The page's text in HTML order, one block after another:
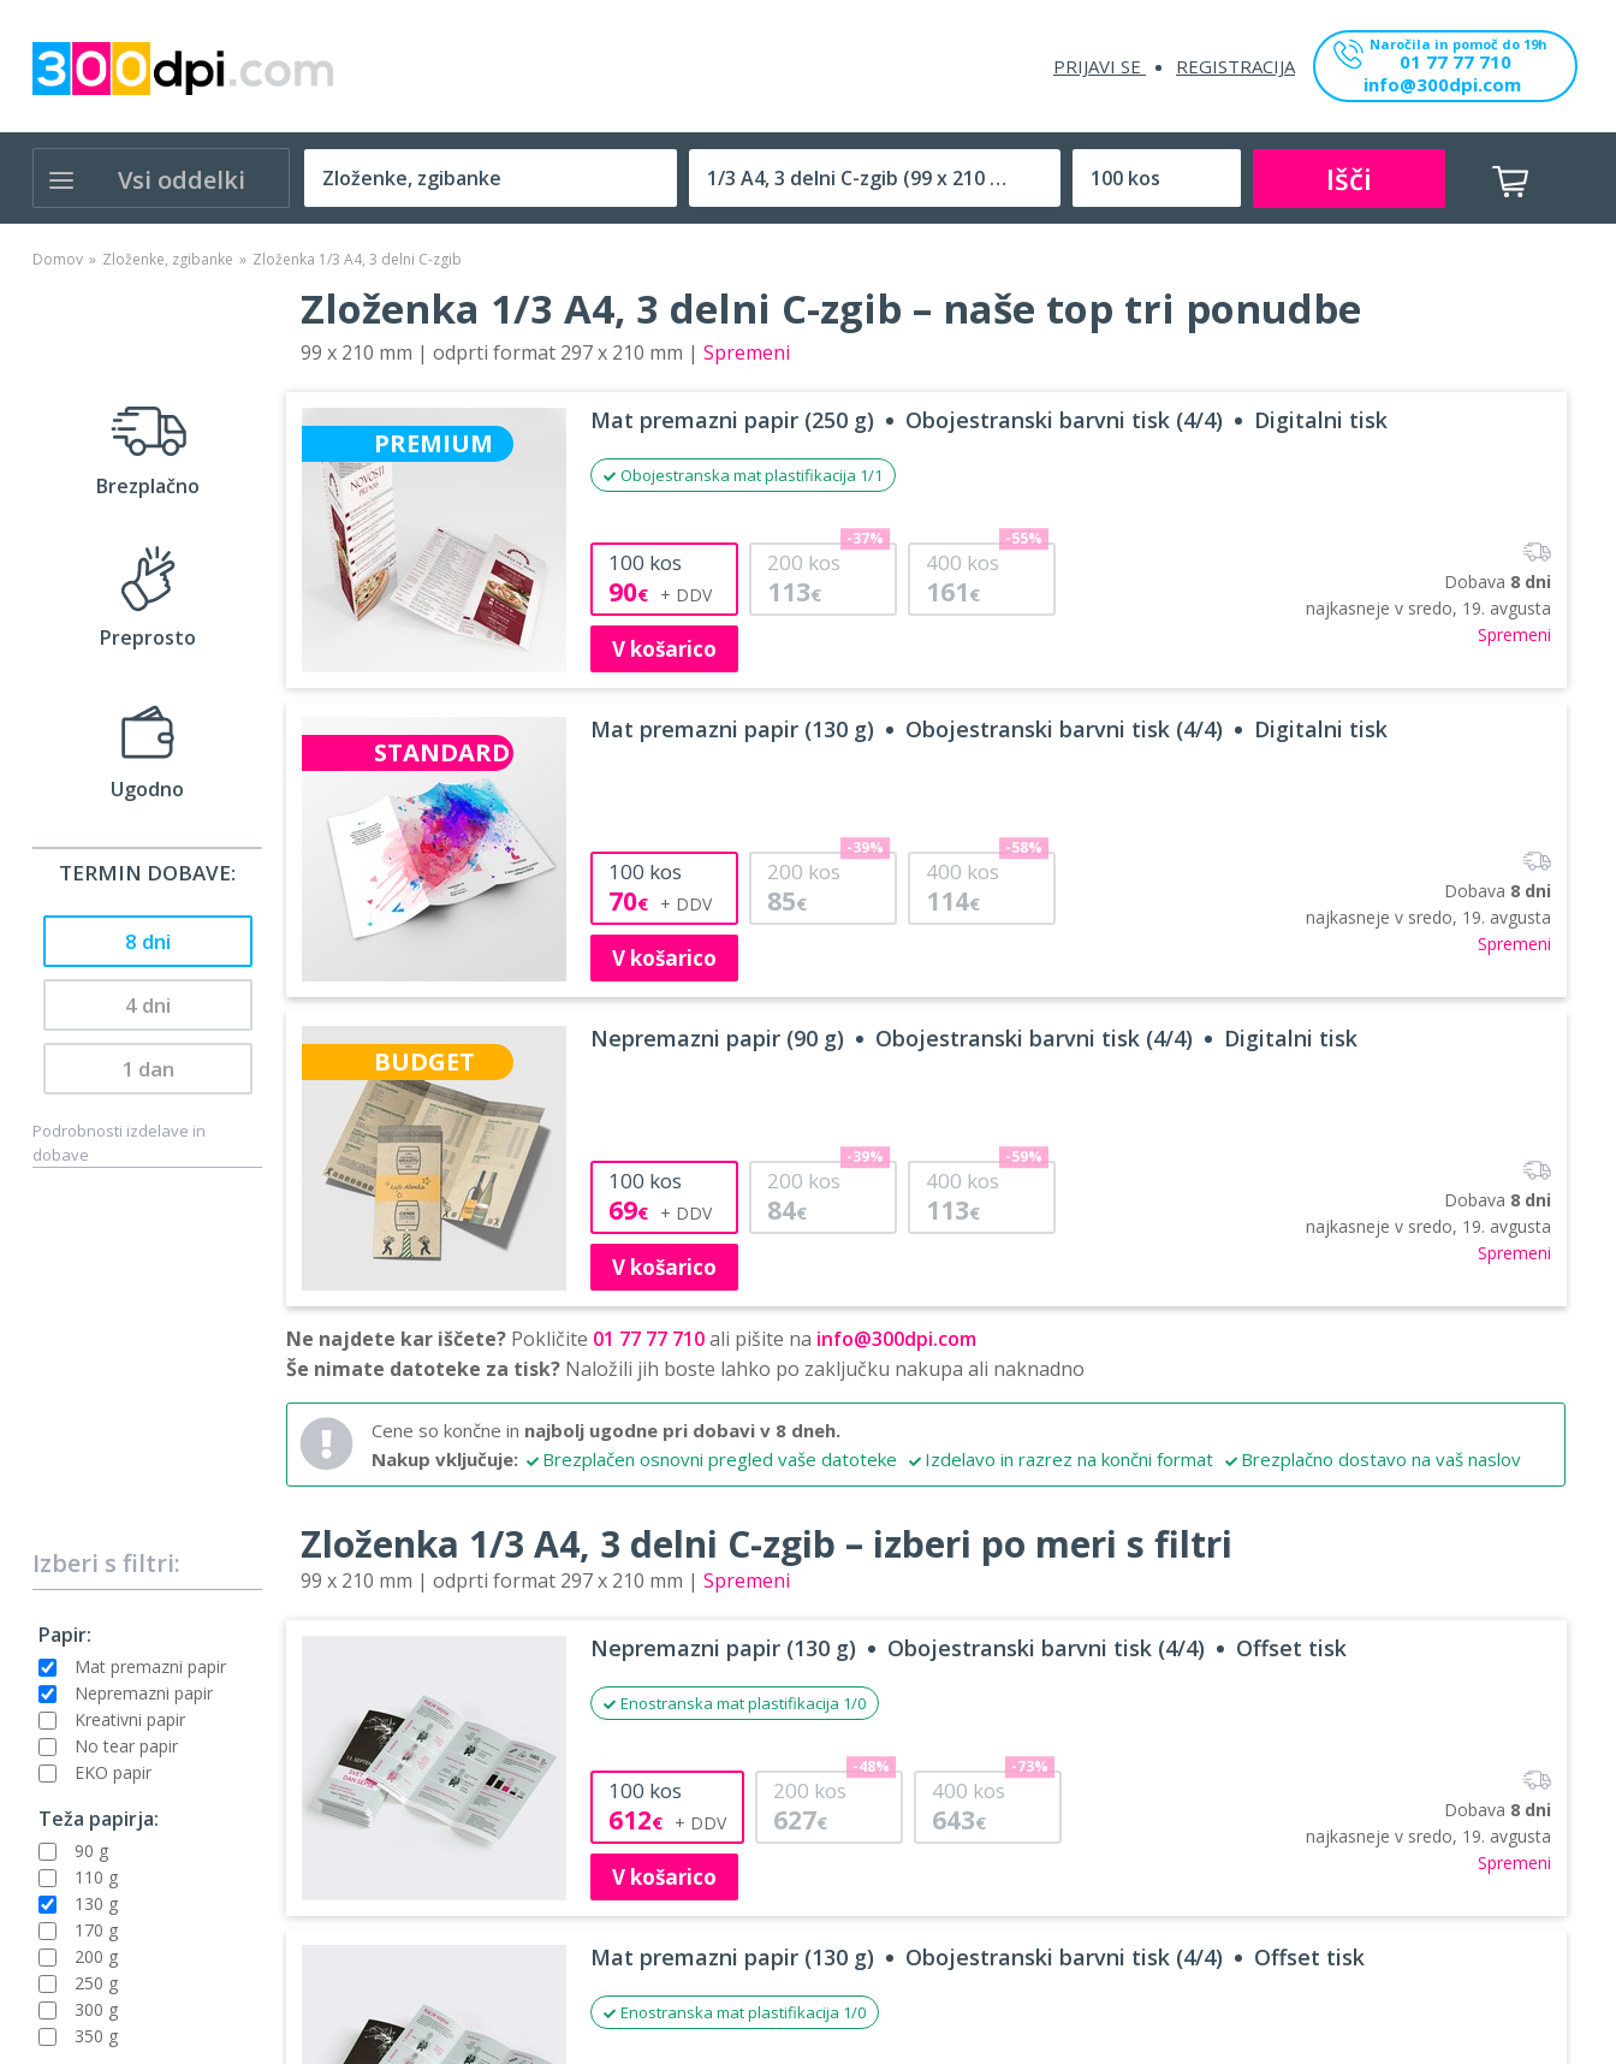
PRIJAVI SE REGISTRACIJA
Naročila in pomoč do 19h
01 77 77 710
info@300dpi.com
Vsi oddelki 1/3 A4, 3 delni C-zgib (99 x 210 mm)
Velikost (zaprte) tiskovine
Išči
Domov Zloženke, zgibanke Zloženka 1/3 A4, 3 delni C-zgib
Brezplačno
Preprosto
Ugodno
TERMIN DOBAVE:
8 dni
4 dni
1 dan
Podrobnosti izdelave in
dobave
Izberi s filtri:
Papir:
Mat premazni papir
Nepremazni papir
Kreativni papir
No tear papir
EKO papir
Teža papirja:
90 g
110 g
130 g
170 g
200 g
250 g
300 g
350 g
Zloženka 1/3 A4, 3 delni C-zgib – naše top tri ponudbe
99 x 210 mm | odprti format 297 x 210 mm | Spremeni
PREMIUM
Mat premazni papir (250 g) Obojestranski barvni tisk (4/4) Digitalni tisk
Obojestranska mat plastifikacija 1/1
100 kos
90€
200 kos
113€
-37%
400 kos
161 €
-55%
V košarico
Dobava 8 dni
najkasneje v sredo, 19. avgusta
Spremeni
STANDARD
Mat premazni papir (130 g) Obojestranski barvni tisk (4/4) Digitalni tisk
100 kos
70€
200 kos
85€
-39%
400 kos
114€
-58%
V košarico
Dobava 8 dni
najkasneje v sredo, 19. avgusta
Spremeni
BUDGET
Nepremazni papir (90 g) Obojestranski barvni tisk (4/4) Digitalni tisk
100 kos
69€
200 kos
84€
-39%
400 kos
113€
-59%
V košarico
Dobava 8 dni
najkasneje v sredo, 19. avgusta
Spremeni
Ne najdete kar iščete? Pokličite 01 77 77 710ali pišite na info@300dpi.com
Še nimate datoteke za tisk? Naložili jih boste lahko po zaključku nakupa ali naknadno
Cene so končne in najbolj ugodne pri dobavi v 8 dneh.
Nakup vključuje:
Brezplačen osnovni pregled vaše datoteke Izdelavo in razrez na končni format Brezplačno dostavo na vaš naslov
Zloženka 1/3 A4, 3 delni C-zgib – izberi po meri s filtri
99 x 210 mm | odprti format 297 x 210 mm | Spremeni
Nepremazni papir (130 g) Obojestranski barvni tisk (4/4) Offset tisk
Enostranska mat plastifikacija 1/0
100 kos
612€
200 kos
627€
-48%
400 kos
643€
-73%
V košarico
Dobava 8 dni
najkasneje v sredo, 19. avgusta
Spremeni
Mat premazni papir (130 g) Obojestranski barvni tisk (4/4) Offset tisk
Enostranska mat plastifikacija 1/0